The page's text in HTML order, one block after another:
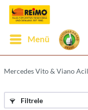
Menü
Mercedes Vito & Viano
Filtrele